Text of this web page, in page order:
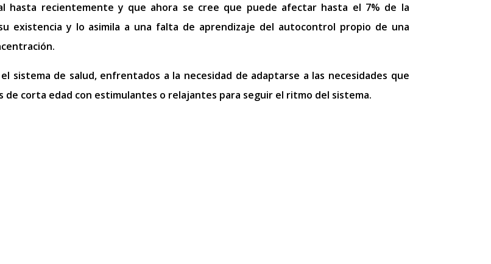
hasta recientemente y que ahora se cree que puede afectar hasta el 7% de la
existencia y lo asimila a una falta de aprendizaje del autocontrol propio de una
sistema de salud, enfrentados a la necesidad de adaptarse a las necesidades que
corta edad con estimulantes o relajantes para seguir el ritmo del sistema.